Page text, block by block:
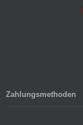
Zahlungsmethoden